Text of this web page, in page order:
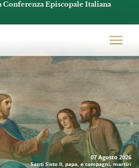
Episcopale Italiana
07 Agosto 2026
Santi Sisto II, papa, e compagni, martiri